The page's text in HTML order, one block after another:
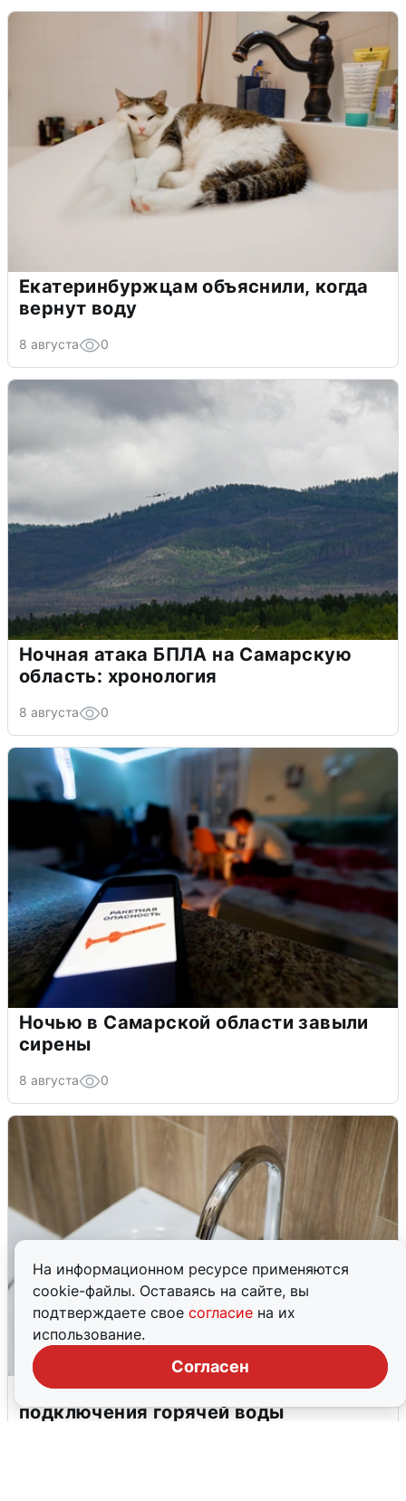
На информационном ресурсе применяются
cookie-файлы. Оставаясь на сайте, вы
подтверждаете свое согласие на их
использование.
Согласен
Екатеринбуржцам объяснили, когда
вернут воду
8 августа 0
Ночная атака БПЛА на Самарскую
область: хронология
8 августа 0
Ночью в Самарской области завыли
сирены
8 августа 0
В Архангельске перенесли сроки
подключения горячей воды